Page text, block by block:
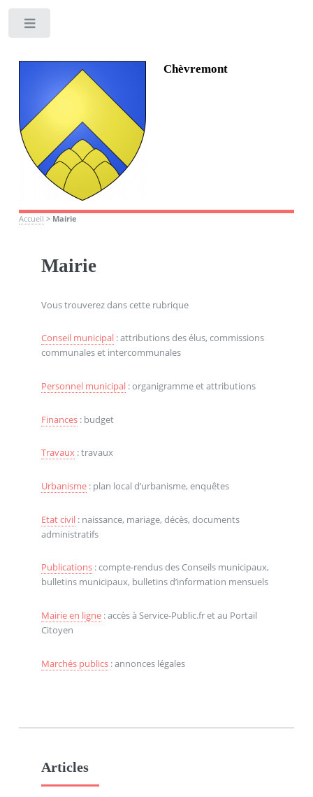
Chèvremont
Accueil > Mairie
Mairie
Vous trouverez dans cette rubrique
Conseil municipal: attributions des élus, commissions
communales et intercommunales
Personnel municipal: organigramme et attributions
Finances: budget
Travaux: travaux
Urbanisme: plan local d’urbanisme, enquêtes
Etat civil: naissance, mariage, décès, documents
administratifs
Publications: compte-rendus des Conseils municipaux,
bulletins municipaux, bulletins d’information mensuels
Mairie en ligne: accès à Service-Public.fr et au Portail
Citoyen
Marchés publics: annonces légales
Articles